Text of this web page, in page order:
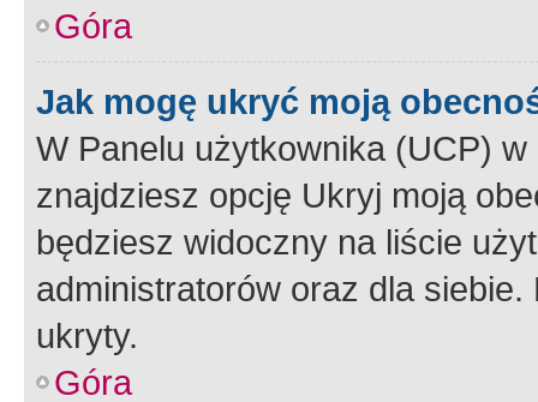
Góra
Jak mogę ukryć moją
W Panelu użytkownika (UCP) w
znajdziesz opcję Ukryj moją
będziesz widoczny na liście
administratorów oraz dla
ukryty.
Góra